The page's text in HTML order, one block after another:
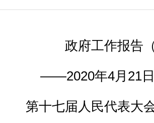
政府工作报告
——2020年4月21日
第十七届人民代表大